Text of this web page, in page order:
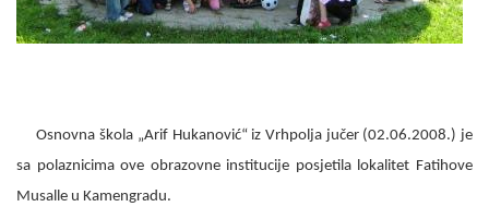
Osnovna škola „Arif Hukanović“ iz Vrhpolja jučer (02.06.2008.) je
sa polaznicima ove obrazovne institucije posjetila lokalitet Fatihove
Musalle u Kamengradu.